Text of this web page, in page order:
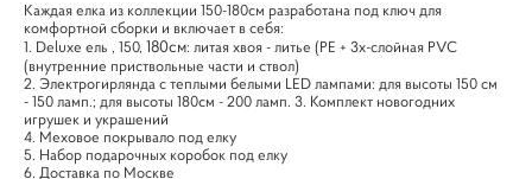
Каждая елка из коллекции 150-180см разработана под ключ для
комфортной сборки и включает в себя:
1. Deluxe ель , 150, 180см: литая хвоя - литье (PE + 3х-слойная PVC
(внутренние приствольные части и ствол)
2. Электрогирлянда с теплыми белыми LED лампами: для высоты 150 см
- 150 ламп.; для высоты 180см - 200 ламп. 3. Комплект новогодних
игрушек и украшений
4. Меховое покрывало под елку
5. Набор подарочных коробок под елку
6. Доставка по Москве